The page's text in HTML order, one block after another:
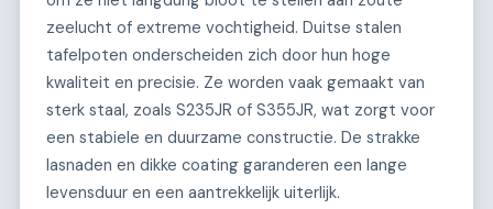
zeelucht of extreme vochtigheid. Duitse stalen
tafelpoten onderscheiden zich door hun hoge
kwaliteit en precisie. Ze worden vaak gemaakt van
sterk staal, zoals S235JR of S355JR, wat zorgt voor
een stabiele en duurzame constructie. De strakke
lasnaden en dikke coating garanderen een lange
levensduur en een aantrekkelijk uiterlijk.